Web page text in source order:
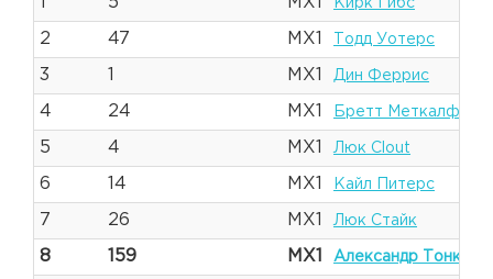
Кирк Гибс
2 47 MX1 Тодд Уотерс
3 MX1 Дин Феррис
4 24 MX1 Бретт Меткалф
5 4 MX1 Люк Clout
6 14 MX1 Кайл Питерс
7 26 MX1 Люк Стайк
8 159 MX1 Александр Тонков